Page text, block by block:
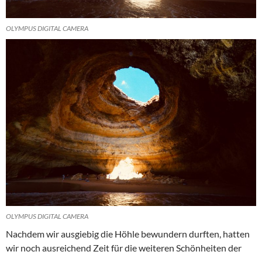
OLYMPUS DIGITAL CAMERA
OLYMPUS DIGITAL CAMERA
Nachdem wir ausgiebig die Höhle bewundern durften, hatten
wir noch ausreichend Zeit für die weiteren Schönheiten der